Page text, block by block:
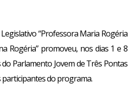
Legislativo “Professora Maria Rogéria
Rogéria” promoveu, nos dias 1 e 8
Parlamento Jovem de Três Pontas
do programa.